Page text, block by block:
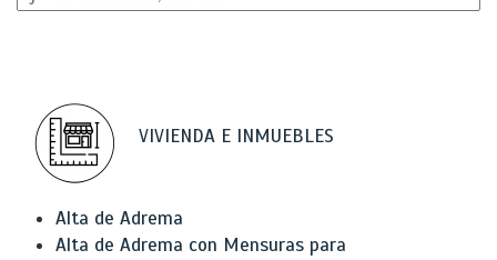
VIVIENDA E INMUEBLES
Alta de Adrema
Alta de Adrema con Mensuras para